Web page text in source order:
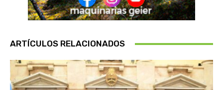
ARTÍCULOS RELACIONADOS